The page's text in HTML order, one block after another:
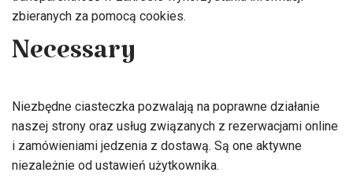
zbieranych za pomocą cookies.
Necessary
Niezbędne ciasteczka pozwalają na poprawne działanie
naszej strony oraz usług związanych z rezerwacjami online
i zamówieniami jedzenia z dostawą. Są one aktywne
niezależnie od ustawień użytkownika.